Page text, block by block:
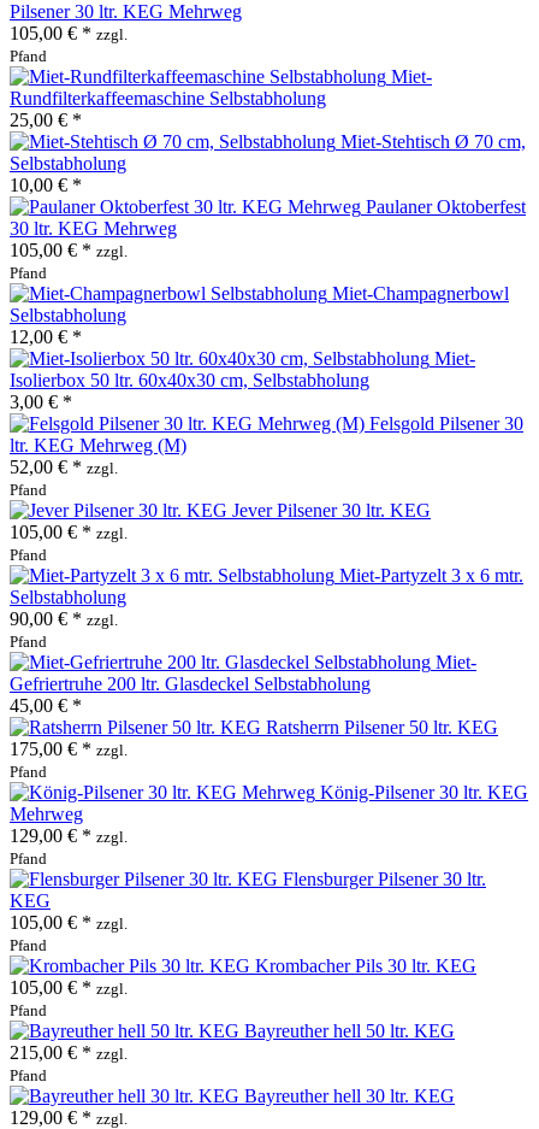
Pilsener 30 ltr. KEG Mehrweg
105,00 € * zzgl.
Pfand
Miet-
Rundfilterkaffeemaschine Selbstabholung
25,00 € *
Miet-Stehtisch Ø 70 cm,
Selbstabholung
10,00 € *
Paulaner Oktoberfest
30 ltr. KEG Mehrweg
105,00 € * zzgl.
Pfand
Miet-Champagnerbowl
Selbstabholung
12,00 € *
Miet-
Isolierbox 50 ltr. 60x40x30 cm, Selbstabholung
3,00 € *
Felsgold Pilsener 30
ltr. KEG Mehrweg (M)
52,00 € * zzgl.
Pfand
Jever Pilsener 30 ltr. KEG
105,00 € * zzgl.
Pfand
Miet-Partyzelt 3 x 6 mtr.
Selbstabholung
90,00 € * zzgl.
Pfand
Miet-
Gefriertruhe 200 ltr. Glasdeckel Selbstabholung
45,00 € *
Ratsherrn Pilsener 50 ltr. KEG
175,00 € * zzgl.
Pfand
König-Pilsener 30 ltr. KEG
Mehrweg
129,00 € * zzgl.
Pfand
Flensburger Pilsener 30 ltr.
KEG
105,00 € * zzgl.
Pfand
Krombacher Pils 30 ltr. KEG
105,00 € * zzgl.
Pfand
Bayreuther hell 50 ltr. KEG
215,00 € * zzgl.
Pfand
Bayreuther hell 30 ltr. KEG
129,00 € * zzgl.